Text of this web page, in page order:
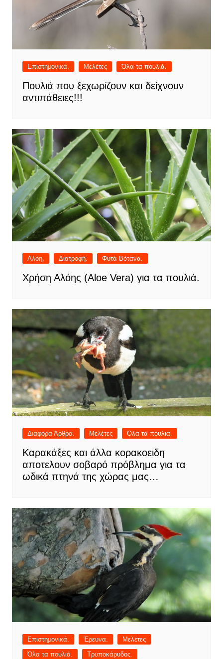
Επιστημονικά. Μελέτες Όλα τα πουλιά.
Πουλιά που ξεχωρίζουν και δείχνουν
αντιπάθειες!!!
Αλόη. Διατροφή. Φυτά-Βότανα.
Χρήση Αλόης (Aloe Vera) για τα πουλιά.
Διαφορα Άρθρα. Μελέτες Όλα τα πουλιά.
Καρακάξες και άλλα κορακοειδη
αποτελουν σοβαρό πρόβλημα για τα
ωδικά πτηνά της χώρας μας…
Επιστημονικά. Έρευνα.
Μελέτες
Όλα τα πουλιά.
Τρυποκάρυδος.